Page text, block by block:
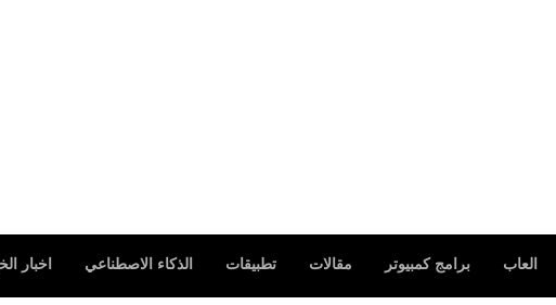
العاب برامج كمبيوتر مقالات تطبيقات الذكاء الاصطناعي اخبار